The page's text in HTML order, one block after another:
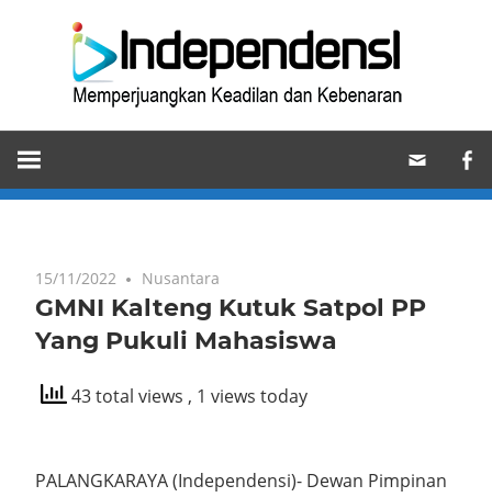
Memperjuangkan
Keadilan
dan
15/11/2022 Nusantara
GMNI Kalteng Kutuk Satpol PP
Yang Pukuli Mahasiswa
43 total views , 1 views today
PALANGKARAYA (Independensi)- Dewan Pimpinan